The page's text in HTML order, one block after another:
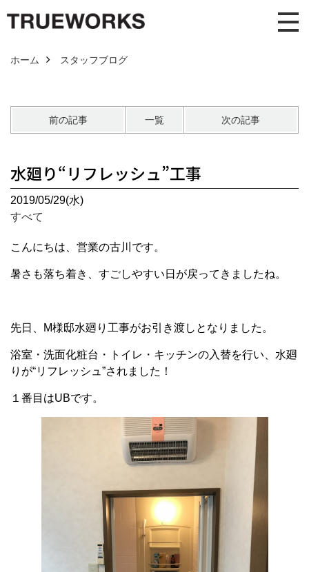
ホーム スタッフブログ
前の記事 一覧 次の記事
水廻り“リフレッシュ”工事
2019/05/29(水)
すべて
こんにちは、営業の古川です。
暑さも落ち着き、すごしやすい日が戻ってきましたね。
先日、M様邸水廻り工事がお引き渡しとなりました。
浴室・洗面化粧台・トイレ・キッチンの入替を行い、水廻
りが“リフレッシュ”されました！
１番目はUBです。